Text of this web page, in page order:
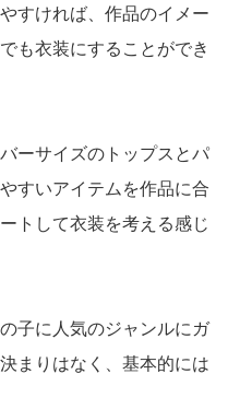
すければ、作品のイメー
も衣装にすることができ
ーサイズのトップスとパ
すいアイテムを作品に合
トして衣装を考える感じ
子に人気のジャンルにガ
まりはなく、基本的には